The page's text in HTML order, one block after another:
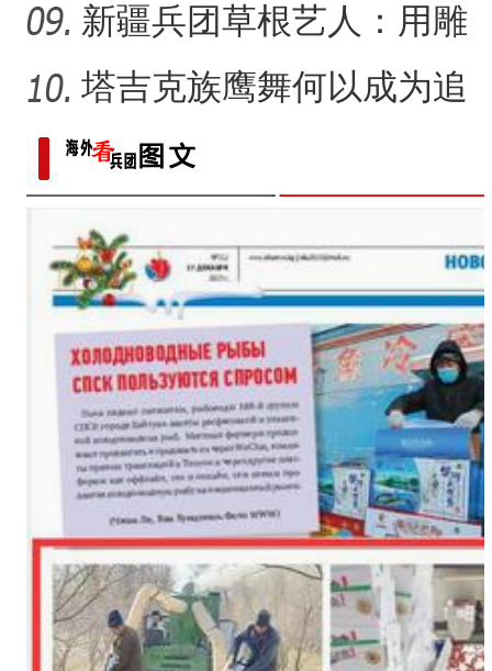
“五一”假期，开都河天鹅
的名片？
新疆兵团草根艺人：用雕
塑述说“兵团故事”雕刻别
塔吉克族鹰舞何以成为追
求美好生活的展现？